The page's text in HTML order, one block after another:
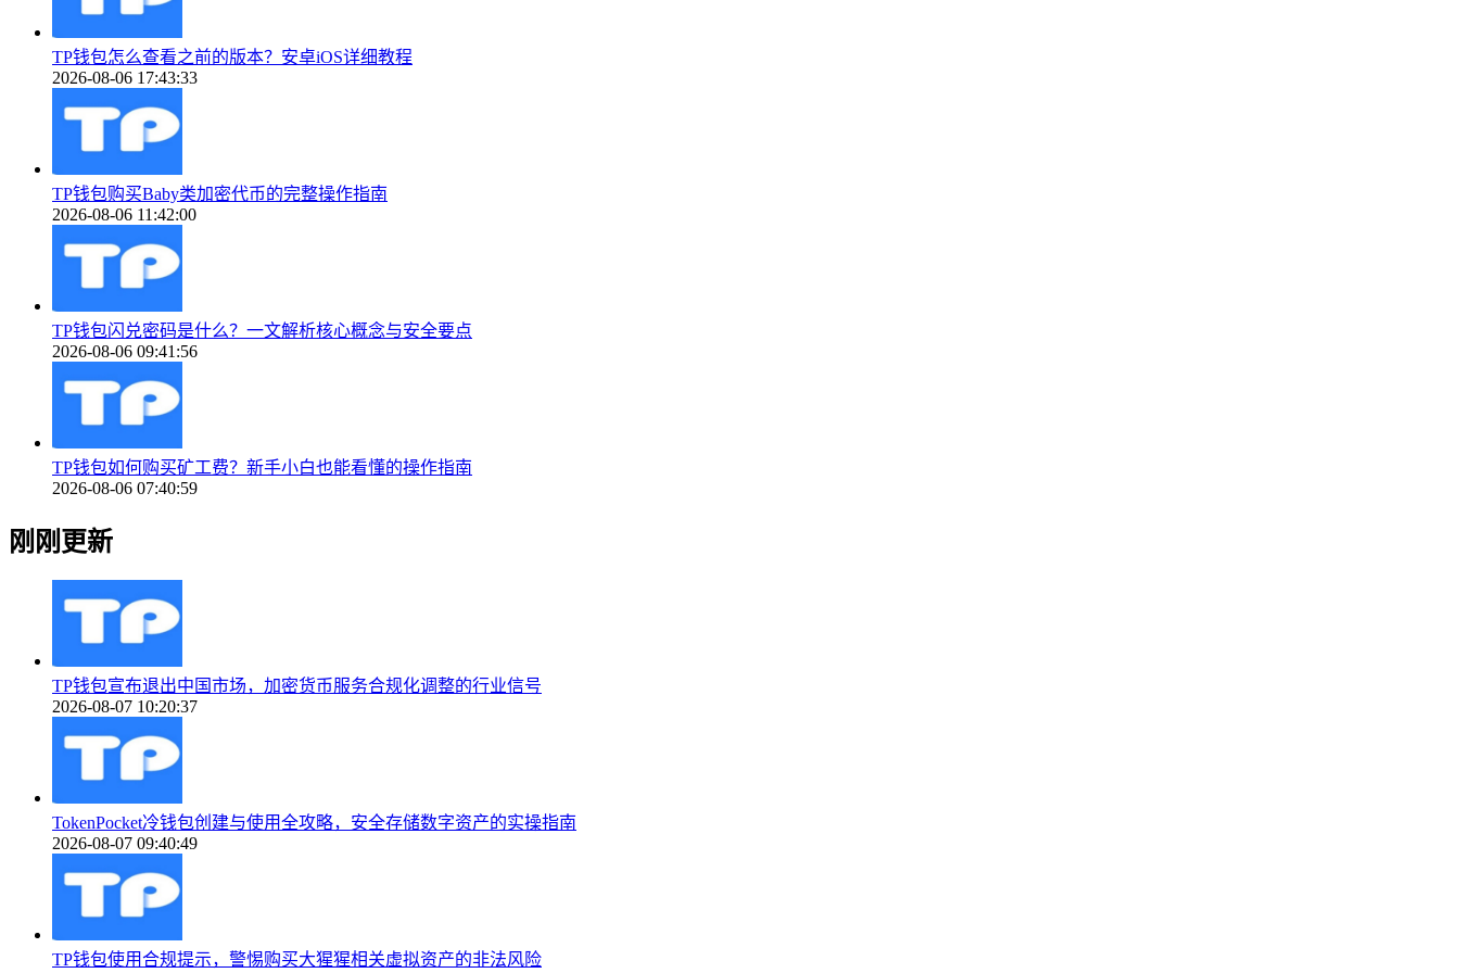
TP钱包怎么查看之前的版本？安卓iOS详细教程
2026-08-06 17:43:33
TP钱包购买Baby类加密代币的完整操作指南
2026-08-06 11:42:00
TP钱包闪兑密码是什么？一文解析核心概念与安全要点
2026-08-06 09:41:56
TP钱包如何购买矿工费？新手小白也能看懂的操作指南
2026-08-06 07:40:59
刚刚更新
TP钱包宣布退出中国市场，加密货币服务合规化调整的行业信号
2026-08-07 10:20:37
TokenPocket冷钱包创建与使用全攻略，安全存储数字资产的实操指南
2026-08-07 09:40:49
TP钱包使用合规提示，警惕购买大猩猩相关虚拟资产的非法风险